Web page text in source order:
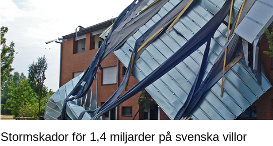
Stormskador för 1,4 miljarder på svenska villor